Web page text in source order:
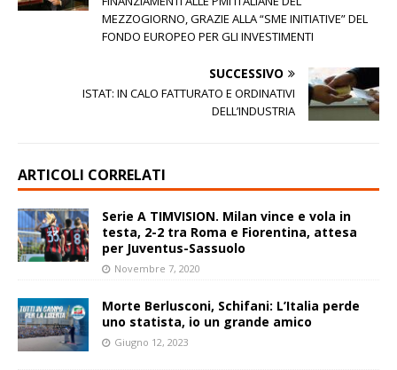
MEZZOGIORNO, GRAZIE ALLA “SME INITIATIVE” DEL
FONDO EUROPEO PER GLI INVESTIMENTI
SUCCESSIVO
ISTAT: IN CALO FATTURATO E ORDINATIVI
DELL’INDUSTRIA
ARTICOLI CORRELATI
Serie A TIMVISION. Milan vince e vola in
testa, 2-2 tra Roma e Fiorentina, attesa
per Juventus-Sassuolo
Novembre 7, 2020
Morte Berlusconi, Schifani: L’Italia perde
uno statista, io un grande amico
Giugno 12, 2023